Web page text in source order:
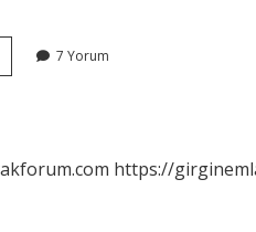
7 Yorum
https://